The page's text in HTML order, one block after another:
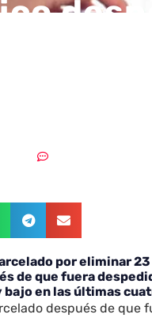
por eliminar
de que fuera
en las últimas
después de que